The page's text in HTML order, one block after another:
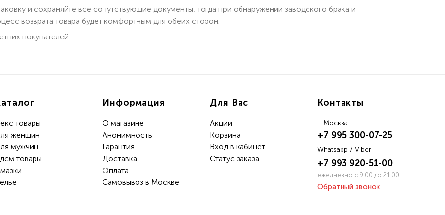
и сохраняйте все сопутствующие документы; тогда при обнаружении заводского брака и
возврата товара будет комфортным для обеих сторон.
покупателей.
товары
женщин
мужчин
товары
Информация
О магазине
Анонимность
Гарантия
Доставка
Oплата
Самовывоз в Москве
Для Вас
Акции
Корзина
Вход в кабинет
Статус заказа
Контакты
г. Москва
+7 995 300-07-25
+7 993 920-51-00
Whatsapp / Viber
ежедневно с 9:00 до 21:00
Обратный звонок